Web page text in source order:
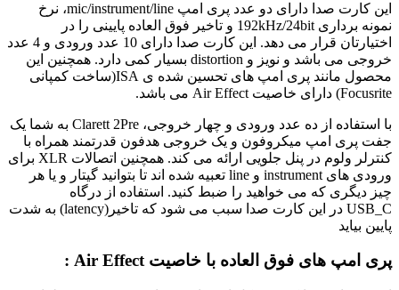
این کارت صدا دارای دو عدد پری امپ mic/instrument/line، نرخ
نمونه برداری 192kHz/24bit و تاخیر فوق العاده پایینی را در
اختیارتان قرار می دهد. این کارت صدا دارای 10 عدد ورودی و 4 عدد
خروجی می باشد و نویز و distortion بسیار کمی دارد. همچنین این
محصول مانند پری امپ های تحسین شده ی ISA(ساخت کمپانی
Focusrite) دارای خاصیت Air Effect می باشد.
با استفاده از ده عدد ورودی و چهار خروجی، Clarett 2Pre به شما یک
جفت پری امپ میکروفون و یک خروجی هدفون قدرتمند همراه با
کنترلر ولوم در پنل جلویی ارائه می کند. همچنین اتصالات XLR برای
ورودی های instrument و line تعبیه شده اند تا بتوانید گیتار و یا هر
چیز دیگری که می خواهید را ضبط کنید. استفاده از درگاه
USB_C در این کارت صدا سبب می شود که تاخیر(latency) به شدت
پایین بیاید
پری امپ های فوق العاده با خاصیت Air Effect :